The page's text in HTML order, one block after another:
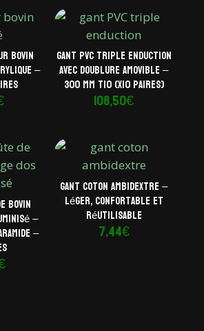
bovin
–
Gant PVC triple enduction
avec doublure amovible –
300 mm T10 (x10 paires)
108,50€
bovin
–
–
Gant coton ambidextre –
Léger, confortable et
réutilisable
7,44€